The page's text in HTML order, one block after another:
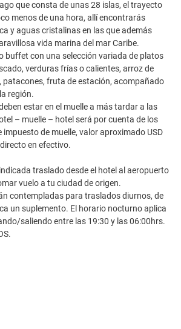
que consta de unas 28 islas, el trayecto
menos de una hora, allí encontrarás
y aguas cristalinas en las que además
vida marina del mar Caribe.
buffet con una selección variada de platos
verduras frías o calientes, arroz de
patacones, fruta de estación, acompañado
región.
estar en el muelle a más tardar a las
– muelle – hotel será por cuenta de los
impuesto de muelle, valor aproximado USD
en efectivo.
traslado desde el hotel al aeropuerto
vuelo a tu ciudad de origen.
contempladas para traslados diurnos, de
un suplemento. El horario nocturno aplica
saliendo entre las 19:30 y las 06:00hrs.